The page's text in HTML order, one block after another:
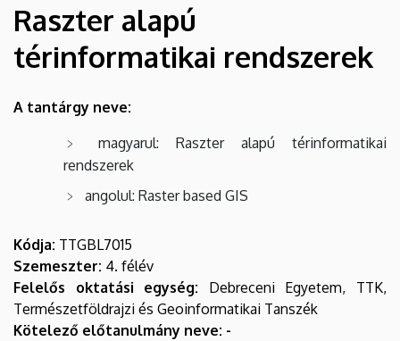
Földtudományi
Intézet
Raszter alapú
térinformatikai rendszerek
A tantárgy neve:
magyarul: Raszter alapú térinformatikai
rendszerek
angolul: Raster based GIS
Kódja: TTGBL7015
Szemeszter: 4. félév
Felelős oktatási egység: Debreceni Egyetem, TTK,
Természetföldrajzi és Geoinformatikai Tanszék
Kötelező előtanulmány neve: -